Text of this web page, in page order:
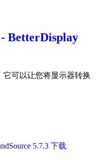
BetterDisplay
它可以让您将显示器转换